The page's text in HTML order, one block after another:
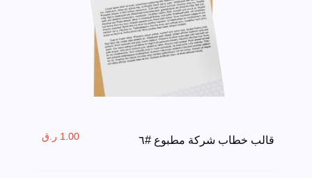
قالب خطاب شركة مطبوع #٦ 1.00 ر.ق